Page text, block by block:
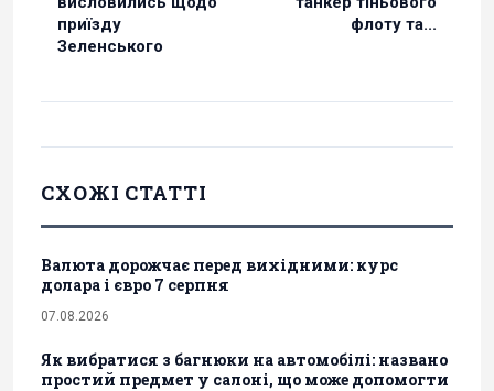
приїзду
Зеленського
флоту та...
СХОЖІ СТАТТІ
Валюта дорожчає перед вихідними: курс
долара і євро 7 серпня
07.08.2026
Як вибратися з багнюки на автомобілі: названо
простий предмет у салоні, що може допомогти